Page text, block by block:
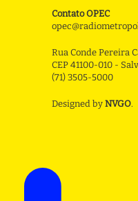
Contato OPEC
Rua Conde Pereira
CEP 41100-010 -
(71) 3505-5000
Designed by NVGO.